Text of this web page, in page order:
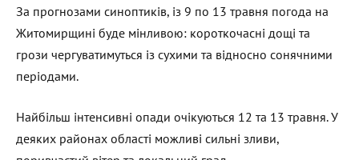
За прогнозами синоптиків, із 9 по 13 травня погода на
Житомирщині буде мінливою: короткочасні дощі та
грози чергуватимуться із сухими та відносно сонячними
періодами.
Найбільш інтенсивні опади очікуються 12 та 13 травня. У
деяких районах області можливі сильні зливи,